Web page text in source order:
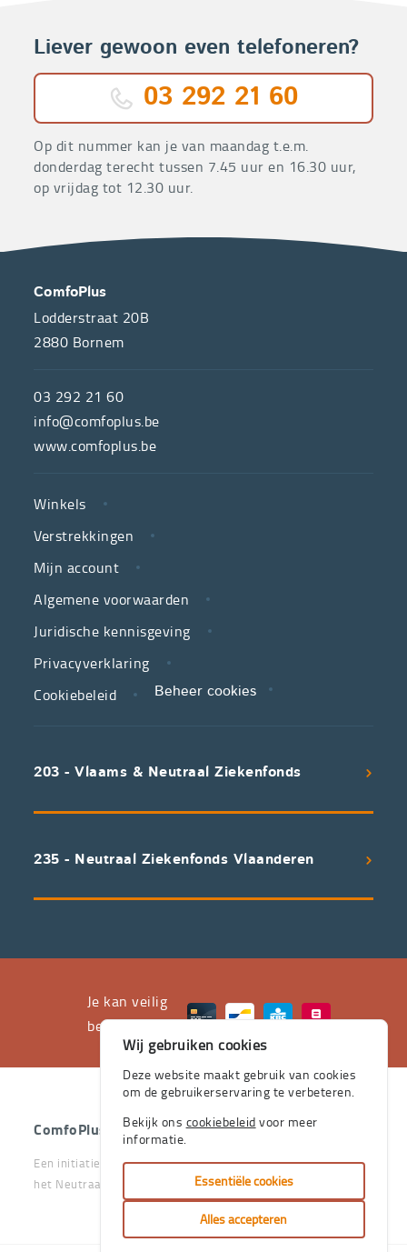
Liever gewoon even telefoneren?
03 292 21 60
Op dit nummer kan je van maandag t.e.m.
donderdag terecht tussen 7.45 uur en 16.30 uur,
op vrijdag tot 12.30 uur.
OVER
ONS
de
hulpmiddelenwinkel
van
neutrale
ziekenfondsen,
is
partner
in
zorg.
We
voorwaarden
uitstekend
waarvan
huis
stevige
zijn.
CONTACT
ComfoPlus
Lodderstraat 20B
2880 Bornem
03 292 21 60
info@comfoplus.be
www.comfoplus.be
LINKS
Winkels
Verstrekkingen
Mijn account
Algemene voorwaarden
Juridische kennisgeving
Privacyverklaring
Cookiebeleid
Beheer cookies
203 - Vlaams & Neutraal Ziekenfonds
235 - Neutraal Ziekenfonds Vlaanderen
Je kan veilig
betalen met
ComfoPlus - 2026 - Alle rechten voorbehouden.
Een initiatief van het Vlaams & Neutraal Ziekenfonds en van
het Neutraal Ziekenfonds Vlaanderen
Wij gebruiken cookies
Deze website maakt gebruik van cookies
om de gebruikerservaring te verbeteren.
Bekijk ons cookiebeleid voor meer
informatie.
Essentiële cookies
Alles accepteren